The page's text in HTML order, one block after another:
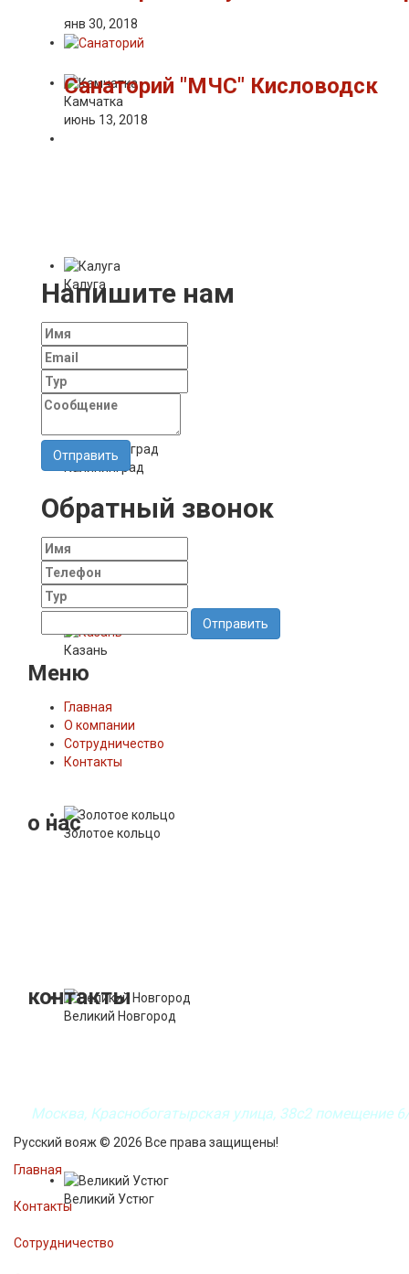
Камчатка
Калуга
Калининград
Казань
Золотое кольцо
Великий Новгород
Великий Устюг
янв 30, 2018
Санаторий "МЧС" Кисловодск
июнь 13, 2018
Напишите нам
Обратный звонок
Отправить
Меню
Главная
О компании
Сотрудничество
Контакты
о нас
контакты
Москва, Краснобогатырская улица, 38с2помещение
Русский вояж © 2026 Все права защищены!
Главная
Контакты
Сотрудничество